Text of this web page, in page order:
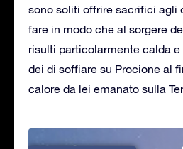
sono soliti offrire sacrifici agli
fare in modo che al sorgere
risulti particolarmente calda
dei di soffiare su Procione al
calore da lei emanato sulla